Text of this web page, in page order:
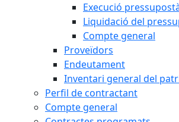
Execució
Liquidació del
Compte general
Proveïdors
Endeutament
Inventari general del
Perfil de contractant
Compte general